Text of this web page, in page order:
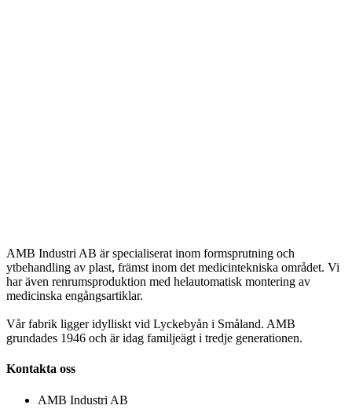
AMB Industri AB är specialiserat inom formsprutning och
ytbehandling av plast, främst inom det medicintekniska området. Vi
har även renrumsproduktion med helautomatisk montering av
medicinska engångsartiklar.
Vår fabrik ligger idylliskt vid Lyckebyån i Småland. AMB
grundades 1946 och är idag familjeägt i tredje generationen.
Kontakta oss
AMB Industri AB